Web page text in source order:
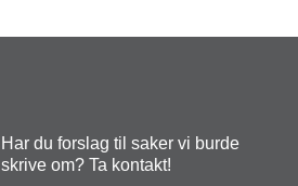
Har du forslag til saker vi burde
skrive om? Ta kontakt!